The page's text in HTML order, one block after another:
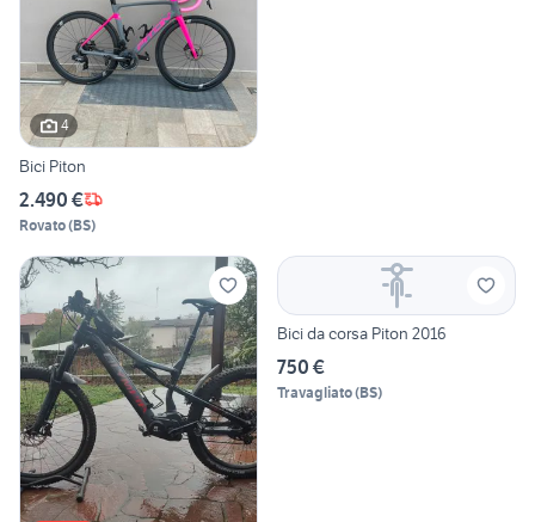
4
Bici Piton
2.490 €
Rovato(BS)
Bici da corsa Piton 2016
750 €
Travagliato(BS)